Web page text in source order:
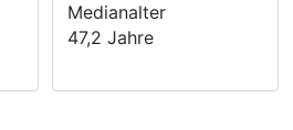
Medianalter
47,2 Jahre